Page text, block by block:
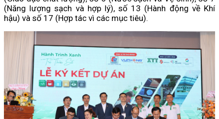
(Năng lượng sạch và hợp lý), số 13 (Hành động về Khí
hậu) và số 17 (Hợp tác vì các mục tiêu).